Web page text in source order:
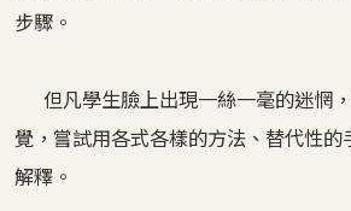
步驟。
但凡學生臉上出現一絲一毫的迷惘
覺，嘗試用各式各樣的方法、替代性
解釋。